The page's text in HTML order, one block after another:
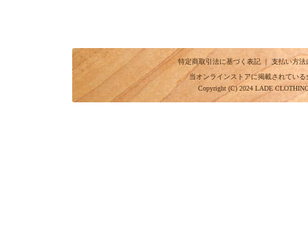
特定商取引法に基づく表記｜ 支払い方法
当オンラインストアに掲載されてい
Copyright (C) 2024 LADE